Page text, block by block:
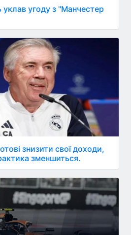
уклав угоду з "Манчестер
знизити свої доходи,
зменшиться.